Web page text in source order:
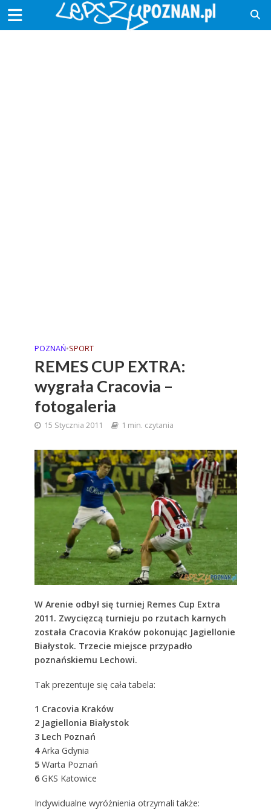
POZNAŃ•SPORT
REMES CUP EXTRA:
wygrała Cracovia –
fotogaleria
15 Stycznia 2011 1 min. czytania
W Arenie odbył się turniej Remes Cup Extra
2011. Zwycięzcą turnieju po rzutach karnych
została Cracovia Kraków pokonując Jagiellonie
Białystok. Trzecie miejsce przypadło
poznańskiemu Lechowi.
Tak prezentuje się cała tabela:
1 Cracovia Kraków
2 Jagiellonia Białystok
3 Lech Poznań
4Arka Gdynia
5Warta Poznań
6GKS Katowice
Indywidualne wyróżnienia otrzymali także: